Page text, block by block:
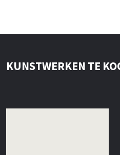
KUNSTWERKEN TE